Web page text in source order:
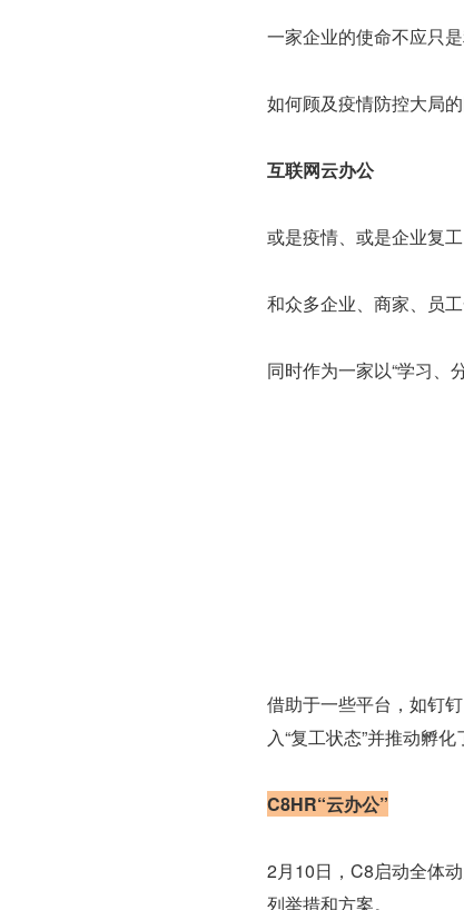
一家企业的使命不应只
如何顾及疫情防控大局
互联网云办公
或是疫情、或是企业复
和众多企业、商家、员
同时作为一家以“学习、
借助于一些平台，如钉
入“复工状态”并推动孵
C8HR“云办公”
2月10日，C8启动全体
列举措和方案。